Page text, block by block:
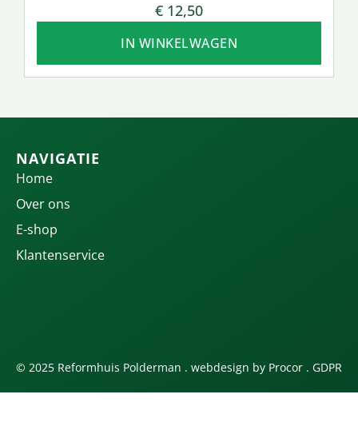
€ 12,50
IN WINKELWAGEN
NAVIGATIE
Home
Over ons
E-shop
Klantenservice
© 2025 Reformhuis Polderman . webdesign by Procor . GDPR